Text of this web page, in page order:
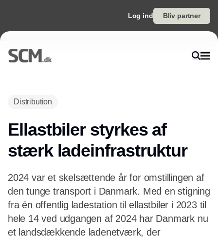
Log ind Bliv partner
Distribution
Ellastbiler styrkes af
stærk ladeinfrastruktur
2024 var et skelsættende år for omstillingen af
den tunge transport i Danmark. Med en stigning
fra én offentlig ladestation til ellastbiler i 2023 til
hele 14 ved udgangen af 2024 har Danmark nu
et landsdækkende ladenetværk, der